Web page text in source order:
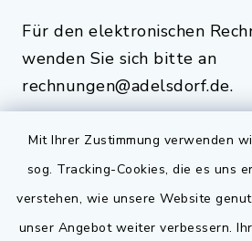
Mit Ihrer Zustimmung verwenden
sog. Tracking-Cookies, die es uns
verstehen, wie unsere Website
unser Angebot weiter verbessern.
Für den elektronischen
wenden Sie sich bitte an
rechnungen@adelsdorf.de.
Quicklinks
Bauen in Adelsdorf